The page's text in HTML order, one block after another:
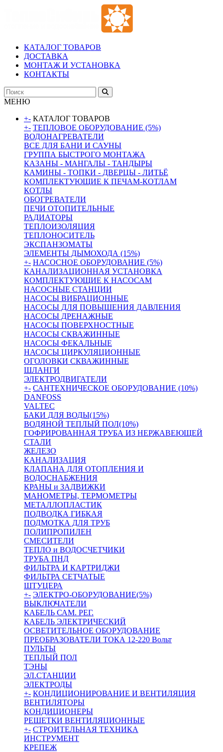
КАТАЛОГ ТОВАРОВ
ДОСТАВКА
МОНТАЖ И УСТАНОВКА
КОНТАКТЫ
МЕНЮ
+- КАТАЛОГ ТОВАРОВ
+- ТЕПЛОВОЕ ОБОРУДОВАНИЕ (5%)
ВОДОНАГРЕВАТЕЛИ
ВСЕ ДЛЯ БАНИ И САУНЫ
ГРУППА БЫСТРОГО МОНТАЖА
КАЗАНЫ - МАНГАЛЫ - ТАНДЫРЫ
КАМИНЫ - ТОПКИ - ДВЕРЦЫ - ЛИТЬЁ
КОМПЛЕКТУЮЩИЕ К ПЕЧАМ-КОТЛАМ
КОТЛЫ
ОБОГРЕВАТЕЛИ
ПЕЧИ ОТОПИТЕЛЬНЫЕ
РАДИАТОРЫ
ТЕПЛОИЗОЛЯЦИЯ
ТЕПЛОНОСИТЕЛЬ
ЭКСПАНЗОМАТЫ
ЭЛЕМЕНТЫ ДЫМОХОДА (15%)
+- НАСОСНОЕ ОБОРУДОВАНИЕ (5%)
КАНАЛИЗАЦИОННАЯ УСТАНОВКА
КОМПЛЕКТУЮЩИЕ К НАСОСАМ
НАСОСНЫЕ СТАНЦИИ
НАСОСЫ ВИБРАЦИОННЫЕ
НАСОСЫ ДЛЯ ПОВЫШЕНИЯ ДАВЛЕНИЯ
НАСОСЫ ДРЕНАЖНЫЕ
НАСОСЫ ПОВЕРХНОСТНЫЕ
НАСОСЫ СКВАЖИННЫЕ
НАСОСЫ ФЕКАЛЬНЫЕ
НАСОСЫ ЦИРКУЛЯЦИОННЫЕ
ОГОЛОВКИ СКВАЖИННЫЕ
ШЛАНГИ
ЭЛЕКТРОДВИГАТЕЛИ
+- САНТЕХНИЧЕСКОЕ ОБОРУДОВАНИЕ (10%)
DANFOSS
VALTEC
БАКИ ДЛЯ ВОДЫ(15%)
ВОДЯНОЙ ТЕПЛЫЙ ПОЛ(10%)
ГОФРИРОВАННАЯ ТРУБА ИЗ НЕРЖАВЕЮЩЕЙ
СТАЛИ
ЖЕЛЕЗО
КАНАЛИЗАЦИЯ
КЛАПАНА ДЛЯ ОТОПЛЕНИЯ И
ВОДОСНАБЖЕНИЯ
КРАНЫ и ЗАДВИЖКИ
МАНОМЕТРЫ, ТЕРМОМЕТРЫ
МЕТАЛЛОПЛАСТИК
ПОДВОДКА ГИБКАЯ
ПОДМОТКА ДЛЯ ТРУБ
ПОЛИПРОПИЛЕН
СМЕСИТЕЛИ
ТЕПЛО и ВОДОСЧЕТЧИКИ
ТРУБА ПНД
ФИЛЬТРА И КАРТРИДЖИ
ФИЛЬТРА СЕТЧАТЫЕ
ШТУЦЕРА
+- ЭЛЕКТРО-ОБОРУДОВАНИЕ(5%)
ВЫКЛЮЧАТЕЛИ
КАБЕЛЬ САМ. РЕГ.
КАБЕЛЬ ЭЛЕКТРИЧЕСКИЙ
ОСВЕТИТЕЛЬНОЕ ОБОРУДОВАНИЕ
ПРЕОБРАЗОВАТЕЛИ ТОКА 12-220 Вольт
ПУЛЬТЫ
ТЕПЛЫЙ ПОЛ
ТЭНЫ
ЭЛ.СТАНЦИИ
ЭЛЕКТРОДЫ
+- КОНДИЦИОНИРОВАНИЕ И ВЕНТИЛЯЦИЯ
ВЕНТИЛЯТОРЫ
КОНДИЦИОНЕРЫ
РЕШЕТКИ ВЕНТИЛЯЦИОННЫЕ
+- СТРОИТЕЛЬНАЯ ТЕХНИКА
ИНСТРУМЕНТ
КРЕПЕЖ